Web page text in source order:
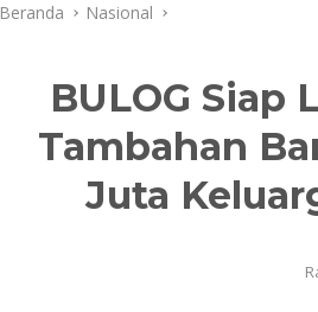
Beranda Nasional
BULOG Siap
Tambahan
Juta